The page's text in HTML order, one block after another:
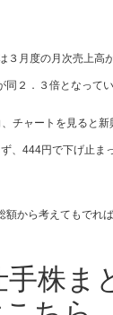
月度の月次売上高
２．３倍となってい
チャートを見ると
、444円で下げ止ま
から考えてもでれ
株ま